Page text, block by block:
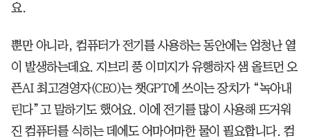
요.
뿐만 아니라, 컴퓨터가 전기를 사용하는 동안에는 엄청난 열
이 발생하는데요. 지브리 풍 이미지가 유행하자 샘 올트먼 오
픈AI 최고경영자(CEO)는 챗GPT에 쓰이는 장치가 “녹아내
린다”고 말하기도 했어요. 이에 전기를 많이 사용해 뜨거워
진 컴퓨터를 식히는 데에도 어마어마한 물이 필요합니다. 컴